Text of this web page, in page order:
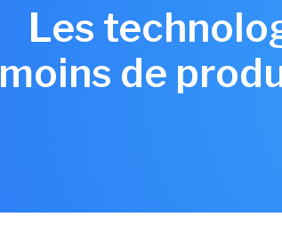
Les
moins de